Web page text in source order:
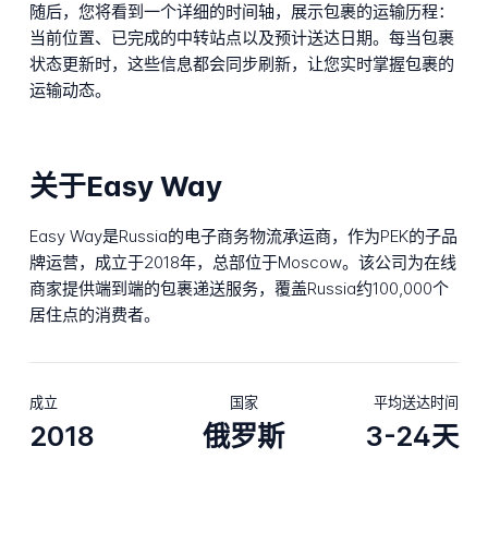
随后，您将看到一个详细的时间轴，展示包裹的运输历程：
当前位置、已完成的中转站点以及预计送达日期。每当包裹
状态更新时，这些信息都会同步刷新，让您实时掌握包裹的
运输动态。
关于Easy Way
Easy Way是Russia的电子商务物流承运商，作为PEK的子品
牌运营，成立于2018年，总部位于Moscow。该公司为在线
商家提供端到端的包裹递送服务，覆盖Russia约100,000个
居住点的消费者。
成立
2018
国家
俄罗斯
平均送达时间
3-24天